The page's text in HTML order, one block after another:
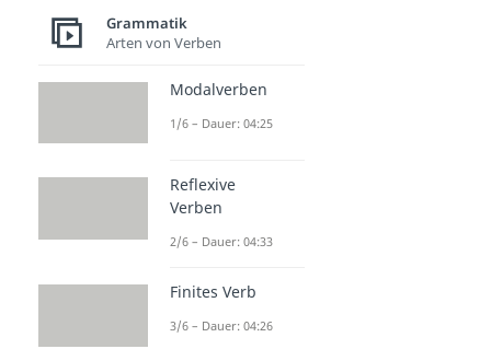
Grammatik
Arten von Verben
Modalverben
1/6 – Dauer: 04:25
Reflexive
Verben
2/6 – Dauer: 04:33
Finites Verb
3/6 – Dauer: 04:26